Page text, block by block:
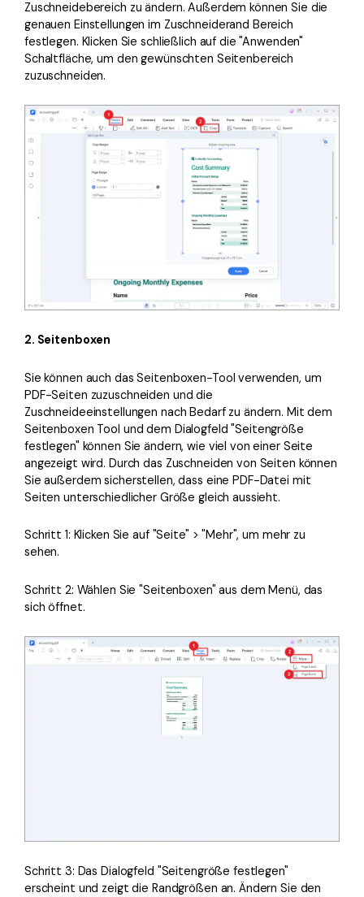
Zuschneidebereich zu ändern. Außerdem können Sie die
genauen Einstellungen im Zuschneiderand Bereich
festlegen. Klicken Sie schließlich auf die "Anwenden"
Schaltfläche, um den gewünschten Seitenbereich
zuzuschneiden.
2. Seitenboxen
Sie können auch das Seitenboxen-Tool verwenden, um
PDF-Seiten zuzuschneiden und die
Zuschneideeinstellungen nach Bedarf zu ändern. Mit dem
Seitenboxen Tool und dem Dialogfeld "Seitengröße
festlegen" können Sie ändern, wie viel von einer Seite
angezeigt wird. Durch das Zuschneiden von Seiten können
Sie außerdem sicherstellen, dass eine PDF-Datei mit
Seiten unterschiedlicher Größe gleich aussieht.
Schritt 1: Klicken Sie auf "Seite" > "Mehr", um mehr zu
sehen.
Schritt 2: Wählen Sie "Seitenboxen" aus dem Menü, das
sich öffnet.
Schritt 3: Das Dialogfeld "Seitengröße festlegen"
erscheint und zeigt die Randgrößen an. Ändern Sie den